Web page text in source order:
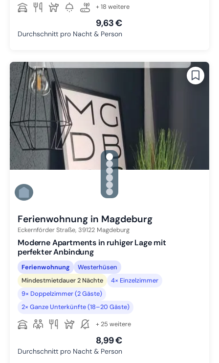
+ 18 weitere
9,63 €
Durchschnitt pro Nacht & Person
gallery.slide_selector
Zu Slide 1 wechseln
Zu Slide 2 wechseln
Zu Slide 3 wechseln
Zu Slide 4 wechseln
Zu Slide 5 wechseln
Zu Slide 6 wechseln
Ferienwohnung in Magdeburg
Eckernförder Straße, 39122 Magdeburg
Moderne Apartments in ruhiger Lage mit
perfekter Anbindung
Ferienwohnung
Westerhüsen
Mindestmietdauer 2 Nächte
4× Einzelzimmer
9× Doppelzimmer (2 Gäste)
2× Ganze Unterkünfte (18–20 Gäste)
+ 25 weitere
8,99 €
Durchschnitt pro Nacht & Person